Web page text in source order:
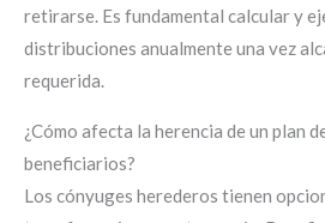
retirarse. Es fundamental calcular y
distribuciones anualmente una vez
requerida.
¿Cómo afecta la herencia de un plan
beneficiarios?
Los cónyuges herederos tienen